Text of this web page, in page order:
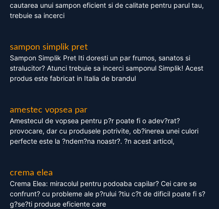
cautarea unui sampon eficient si de calitate pentru parul tau,
trebuie sa incerci
sampon simplik pret
Sampon Simplik Pret Iti doresti un par frumos, sanatos si
stralucitor? Atunci trebuie sa incerci samponul Simplik! Acest
produs este fabricat in Italia de brandul
amestec vopsea par
Amestecul de vopsea pentru p?r poate fi o adev?rat?
provocare, dar cu produsele potrivite, ob?inerea unei culori
perfecte este la ?ndem?na noastr?. ?n acest articol,
crema elea
Crema Elea: miracolul pentru podoaba capilar? Cei care se
confrunt? cu probleme ale p?rului ?tiu c?t de dificil poate fi s?
g?se?ti produse eficiente care